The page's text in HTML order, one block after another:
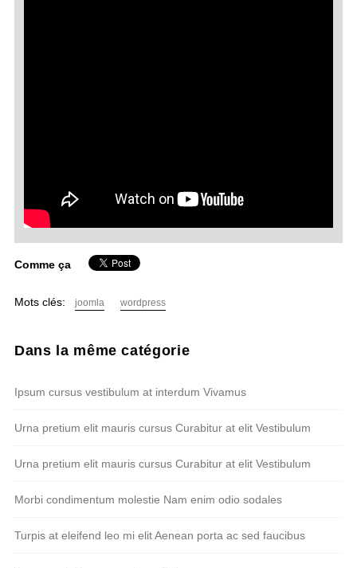
Comme ça
Mots clés: joomla wordpress
Dans la même catégorie
Ipsum cursus vestibulum at interdum Vivamus
Urna pretium elit mauris cursus Curabitur at elit Vestibulum
Urna pretium elit mauris cursus Curabitur at elit Vestibulum
Morbi condimentum molestie Nam enim odio sodales
Turpis at eleifend leo mi elit Aenean porta ac sed faucibus